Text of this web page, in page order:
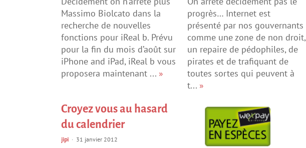
Massimo Biolcato dans la
recherche de nouvelles
fonctions pour iReal b. Prévu
pour la fin du mois d’août sur
iPhone and iPad, iReal b vous
proposera maintenant ... »
progrès… Internet est
présenté par nos gouvernants
comme une zone de non droit,
un repaire de pédophiles, de
pirates et de trafiquant de
toutes sortes qui peuvent à
t... »
Croyez vous au hasard
du calendrier
jipi 31 janvier 2012